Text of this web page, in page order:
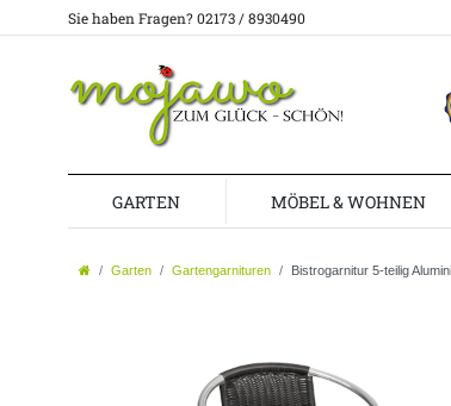
Sie haben Fragen? 02173 / 8930490
GARTEN MÖBEL & WOHNEN
Garten Gartengarnituren Bistrogarnitur 5-teilig